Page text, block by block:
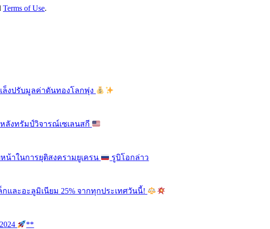
Terms of Use.
ล็งปรับมูลค่าดันทองโลกพุ่ง
ลังทรัมป์วิจารณ์เซเลนสกี
าในการยุติสงครามยูเครน
รูบิโอกล่าว
และอะลูมิเนียม 25% จากทุกประเทศวันนี้!
**